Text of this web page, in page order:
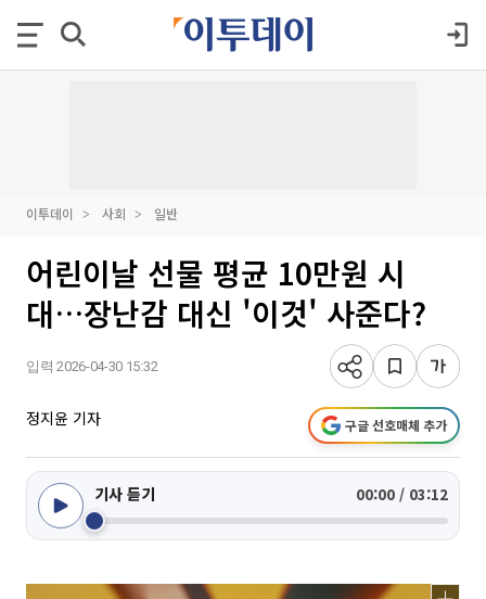
이투데이 사회 일반
어린이날 선물 평균 10만원 시
대…장난감 대신 '이것' 사준다?
입력 2026-04-30 15:32
정지윤 기자 구글 선호매체 추가
기사 듣기 00:00 / 03:12